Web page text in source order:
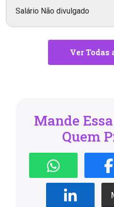
Salário Não divulgado
Ver Todas
Mande
Quem